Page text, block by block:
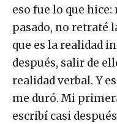
eso fue lo que
pasado, no retraté
que es la realidad
después, salir de
realidad verbal. Y
me duró. Mi
escribí casi